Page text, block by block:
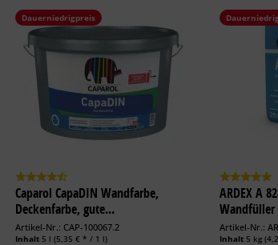
Dauerniedrigpreis
Caparol CapaDIN Wandfarbe,
Deckenfarbe, gute...
Artikel-Nr.: CAP-100067.2
Inhalt 5 l (5,35 € * / 1 l)
ARDEX A
Wandfüller
Artikel-Nr.:
Inhalt 5 kg